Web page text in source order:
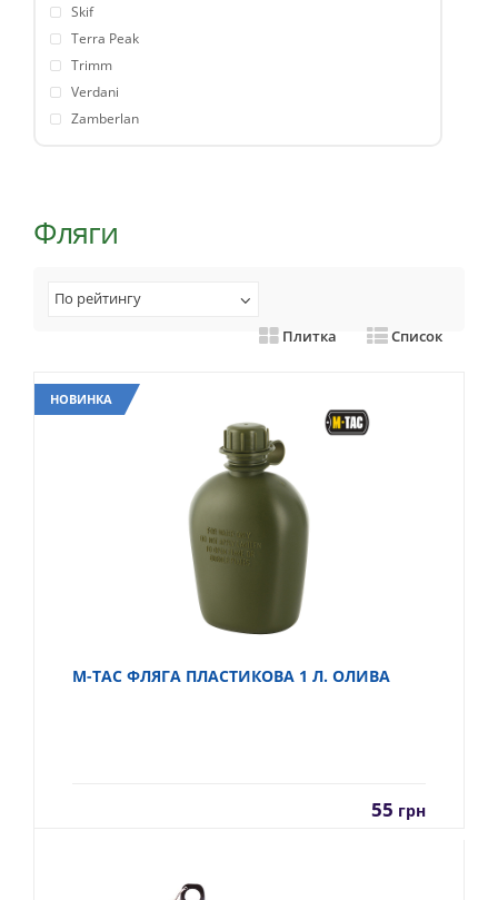
Skif
Terra Peak
Trimm
Verdani
Zamberlan
Фляги
По рейтингу
Плитка
Список
НОВИНКА
M-TAC ФЛЯГА ПЛАСТИКОВА 1 Л. ОЛИВА
55 грн